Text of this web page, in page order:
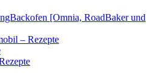
[Omnia, RoadBaker und
– Rezepte